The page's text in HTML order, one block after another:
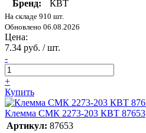
Бренд:
КВТ
На складе 910 шт.
Обновлено 06.08.2026
Цена:
7.34 руб. / шт.
-
+
Купить
Клемма СМК 2273-203 КВТ 87653
Артикул: 87653